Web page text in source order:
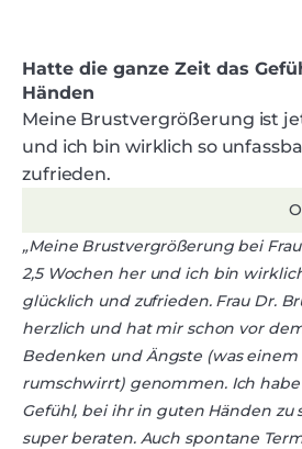
Hatte die ganze Zeit das
Händen
Meine Brustvergrößerung ist
und ich bin wirklich so
zufrieden.
„Meine Brustvergrößerung bei
2,5 Wochen her und ich bin
glücklich und zufrieden. Frau Dr.
herzlich und hat mir schon vor
Bedenken und Ängste (was
rumschwirrt) genommen. Ich habe
Gefühl, bei ihr in guten Händen zu
super beraten. Auch spontane